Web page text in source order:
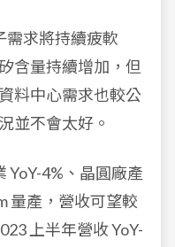
需求將持續疲軟
含量持續增加，但
料中心需求也較公
並不會太好。
YoY-4%、晶圓廠產
量產，營收可望較
上半年營收 YoY-